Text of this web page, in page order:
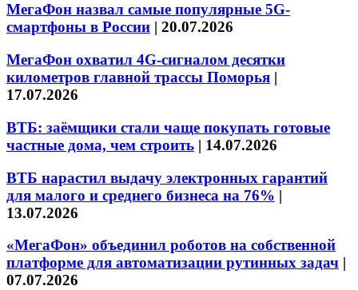
МегаФон назвал самые популярные 5G-
смартфоны в России | 20.07.2026
МегаФон охватил 4G-сигналом десятки
километров главной трассы Поморья |
17.07.2026
ВТБ: заёмщики стали чаще покупать готовые
частные дома, чем строить | 14.07.2026
ВТБ нарастил выдачу электронных гарантий
для малого и среднего бизнеса на 76% |
13.07.2026
«МегаФон» объединил роботов на собственной
платформе для автоматизации рутинных задач |
07.07.2026